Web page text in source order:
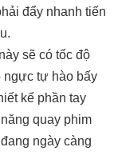
đẩy nhanh tiến
sẽ có tốc độ
ngực tự hào bấy
kế phần tay
quay phim
ngày càng